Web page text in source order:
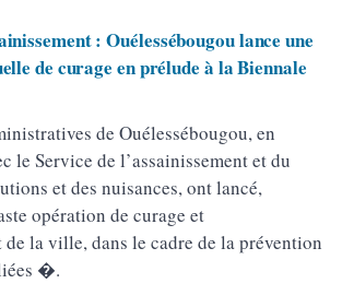
: Ouélessébougou lance une
de curage en prélude à la Biennale
de Ouélessébougou, en
le Service de l’assainissement et du
et des nuisances, ont lancé,
opération de curage et
de la ville, dans le cadre de la prévention
�.